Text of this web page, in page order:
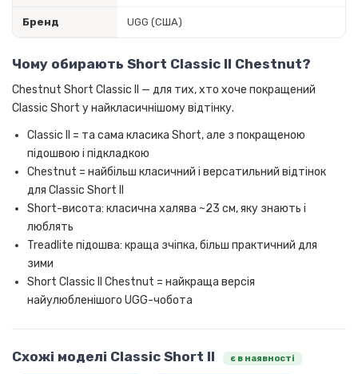
Бренд UGG (США)
Чому обирають Short Classic II Chestnut?
Chestnut Short Classic II — для тих, хто хоче покращений
Classic Short у найкласичнішому відтінку.
Classic II = та сама класика Short, але з покращеною
підошвою і підкладкою
Chestnut = найбільш класичний і версатильний відтінок
для Classic Short II
Short-висота: класична халява ~23 см, яку знають і
люблять
Treadlite підошва: краща зчіпка, більш практичний для
зими
Short Classic II Chestnut = найкраща версія
найулюбленішого UGG-чобота
Схожі моделі Classic Short II є в наявності